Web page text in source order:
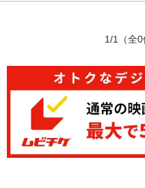
1/1 （全